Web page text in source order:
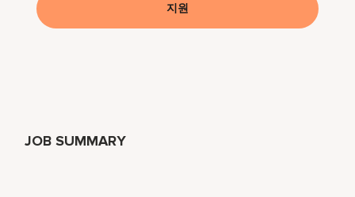
JOB SUMMARY
지원